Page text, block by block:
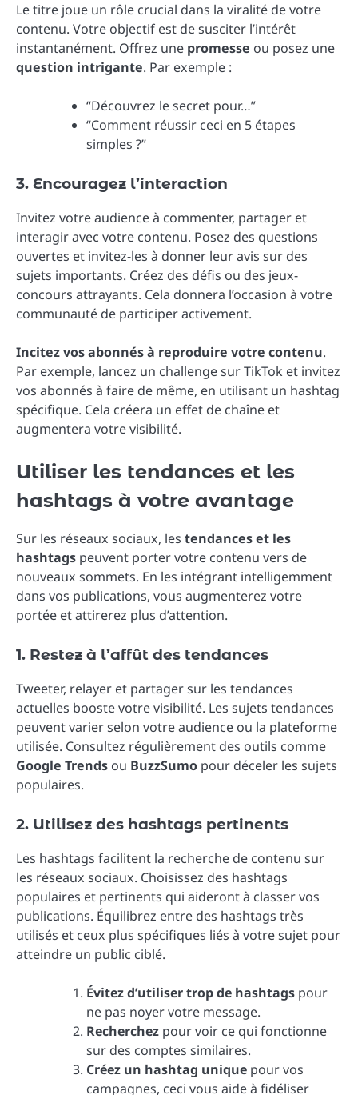
Le titre joue un rôle crucial dans la viralité de votre
contenu. Votre objectif est de susciter l’intérêt
instantanément. Offrez une promesse ou posez une
question intrigante. Par exemple :
“Découvrez le secret pour…”
“Comment réussir ceci en 5 étapes
simples ?”
3. Encouragez l’interaction
Invitez votre audience à commenter, partager et
interagir avec votre contenu. Posez des questions
ouvertes et invitez-les à donner leur avis sur des
sujets importants. Créez des défis ou des jeux-
concours attrayants. Cela donnera l’occasion à votre
communauté de participer activement.
Incitez vos abonnés à reproduire votre contenu.
Par exemple, lancez un challenge sur TikTok et invitez
vos abonnés à faire de même, en utilisant un hashtag
spécifique. Cela créera un effet de chaîne et
augmentera votre visibilité.
Utiliser les tendances et les
hashtags à votre avantage
Sur les réseaux sociaux, les tendances et les
hashtags peuvent porter votre contenu vers de
nouveaux sommets. En les intégrant intelligemment
dans vos publications, vous augmenterez votre
portée et attirerez plus d’attention.
1. Restez à l’affût des tendances
Tweeter, relayer et partager sur les tendances
actuelles booste votre visibilité. Les sujets tendances
peuvent varier selon votre audience ou la plateforme
utilisée. Consultez régulièrement des outils comme
Google Trends ou BuzzSumo pour déceler les sujets
populaires.
2. Utilisez des hashtags pertinents
Les hashtags facilitent la recherche de contenu sur
les réseaux sociaux. Choisissez des hashtags
populaires et pertinents qui aideront à classer vos
publications. Équilibrez entre des hashtags très
utilisés et ceux plus spécifiques liés à votre sujet pour
atteindre un public ciblé.
Évitez d’utiliser trop de hashtags pour
ne pas noyer votre message.
Recherchez pour voir ce qui fonctionne
sur des comptes similaires.
Créez un hashtag unique pour vos
campagnes, ceci vous aide à fidéliser